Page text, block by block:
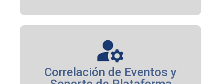
Correlación de Eventos y